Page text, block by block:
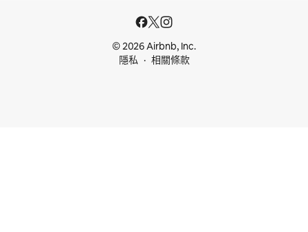
© 2026 Airbnb, Inc.
隱私
相關條款